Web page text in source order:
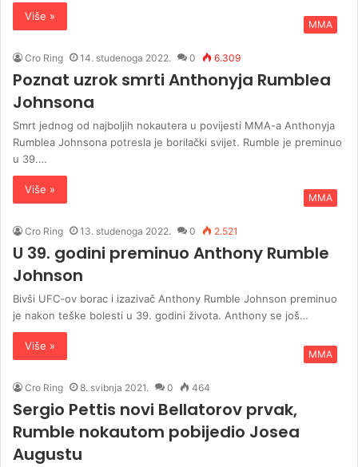
Više »
MMA
Cro Ring 14. studenoga 2022. 0 6.309
Poznat uzrok smrti Anthonyja Rumblea
Johnsona
Smrt jednog od najboljih nokautera u povijesti MMA-a Anthonyja
Rumblea Johnsona potresla je borilački svijet. Rumble je preminuo
u 39.…
Više »
MMA
Cro Ring 13. studenoga 2022. 0 2.521
U 39. godini preminuo Anthony Rumble
Johnson
Bivši UFC-ov borac i izazivač Anthony Rumble Johnson preminuo
je nakon teške bolesti u 39. godini života. Anthony se još…
Više »
MMA
Cro Ring 8. svibnja 2021. 0 464
Sergio Pettis novi Bellatorov prvak,
Rumble nokautom pobijedio Josea
Augustu